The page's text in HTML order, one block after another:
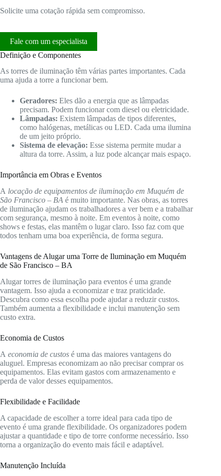
Solicite uma cotação rápida sem compromisso.
Fale com um especialista
Definição e Componentes
As torres de iluminação têm várias partes importantes. Cada
uma ajuda a torre a funcionar bem.
Geradores: Eles dão a energia que as lâmpadas
precisam. Podem funcionar com diesel ou eletricidade.
Lâmpadas: Existem lâmpadas de tipos diferentes,
como halógenas, metálicas ou LED. Cada uma ilumina
de um jeito próprio.
Sistema de elevação: Esse sistema permite mudar a
altura da torre. Assim, a luz pode alcançar mais espaço.
Importância em Obras e Eventos
A locação de equipamentos de iluminação em Muquém de
São Francisco – BA é muito importante. Nas obras, as torres
de iluminação ajudam os trabalhadores a ver bem e a trabalhar
com segurança, mesmo à noite. Em eventos à noite, como
shows e festas, elas mantêm o lugar claro. Isso faz com que
todos tenham uma boa experiência, de forma segura.
Vantagens de Alugar uma Torre de Iluminação em Muquém
de São Francisco – BA
Alugar torres de iluminação para eventos é uma grande
vantagem. Isso ajuda a economizar e traz praticidade.
Descubra como essa escolha pode ajudar a reduzir custos.
Também aumenta a flexibilidade e inclui manutenção sem
custo extra.
Economia de Custos
A economia de custos é uma das maiores vantagens do
aluguel. Empresas economizam ao não precisar comprar os
equipamentos. Elas evitam gastos com armazenamento e
perda de valor desses equipamentos.
Flexibilidade e Facilidade
A capacidade de escolher a torre ideal para cada tipo de
evento é uma grande flexibilidade. Os organizadores podem
ajustar a quantidade e tipo de torre conforme necessário. Isso
torna a organização do evento mais fácil e adaptável.
Manutenção Incluída